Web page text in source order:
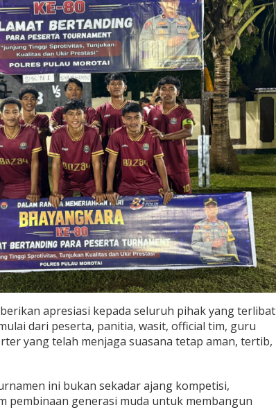
apresiasi kepada seluruh pihak yang terlibat
dari peserta, panitia, wasit, official tim, guru
yang telah menjaga suasana tetap aman, tertib,
ini bukan sekadar ajang kompetisi,
pembinaan generasi muda untuk membangun